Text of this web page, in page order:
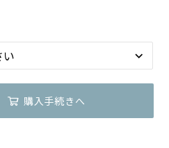
購入手続きへ